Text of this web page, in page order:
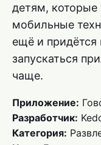
детям, которые
мобильные
ещё и
запускаться
чаще.
Приложение:
Разработчик:
Категория: